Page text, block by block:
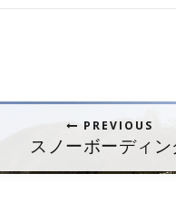
PREVIOUS
スノーボーディン